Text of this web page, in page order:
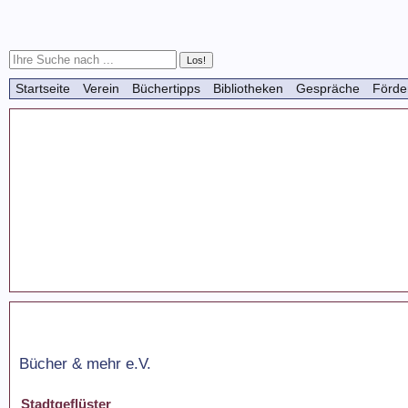
Startseite Verein Büchertipps Bibliotheken Gespräche
Bücher & mehr e.V.
Stadtgeflüster